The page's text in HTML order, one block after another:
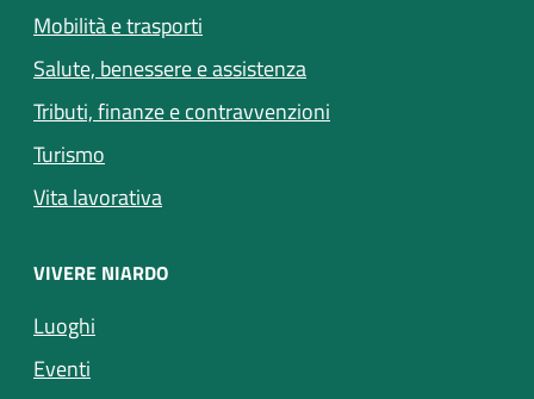
Mobilità e trasporti
Salute, benessere e assistenza
Tributi, finanze e contravvenzioni
Turismo
Vita lavorativa
VIVERE NIARDO
Luoghi
Eventi